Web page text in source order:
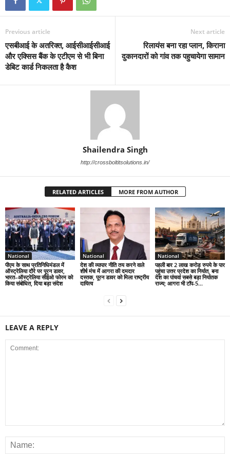
Previous article
एसबीआई के अतरिक्त, आईसीआईसीआई
और एक्सिस बैंक के एटीएम से भी बिना
डेबिट कार्ड निकलता है कैश
Next article
रिलायंस बना रहा प्लान, किराना
दुकानदारों को गांव तक पहुचायेगा सामान
Shailendra Singh
http://crossboltitsolutions.in/
RELATED ARTICLES MORE FROM AUTHOR
National
पीएम के साथ प्रतिनिधिमंडल में
ऑस्ट्रेलिया दौरे पर पूरन डावर,
भारत–ऑस्ट्रेलिया सीईओ फोरम को
किया संबोधित, दिया बड़ा संदेश
National
देश की व्यापार नीति तय करने वाले
शीर्ष मंच में आगरा की दमदार
दस्तक, पूरन डावर को मिला राष्ट्रीय
दायित्व
National
पहली बार 2 लाख करोड़ रुपये के पार
पहुंचा उत्तर प्रदेश का निर्यात, बना
देश का पांचवां सबसे बड़ा निर्यातक
राज्य; आगरा भी टॉप-5...
LEAVE A REPLY